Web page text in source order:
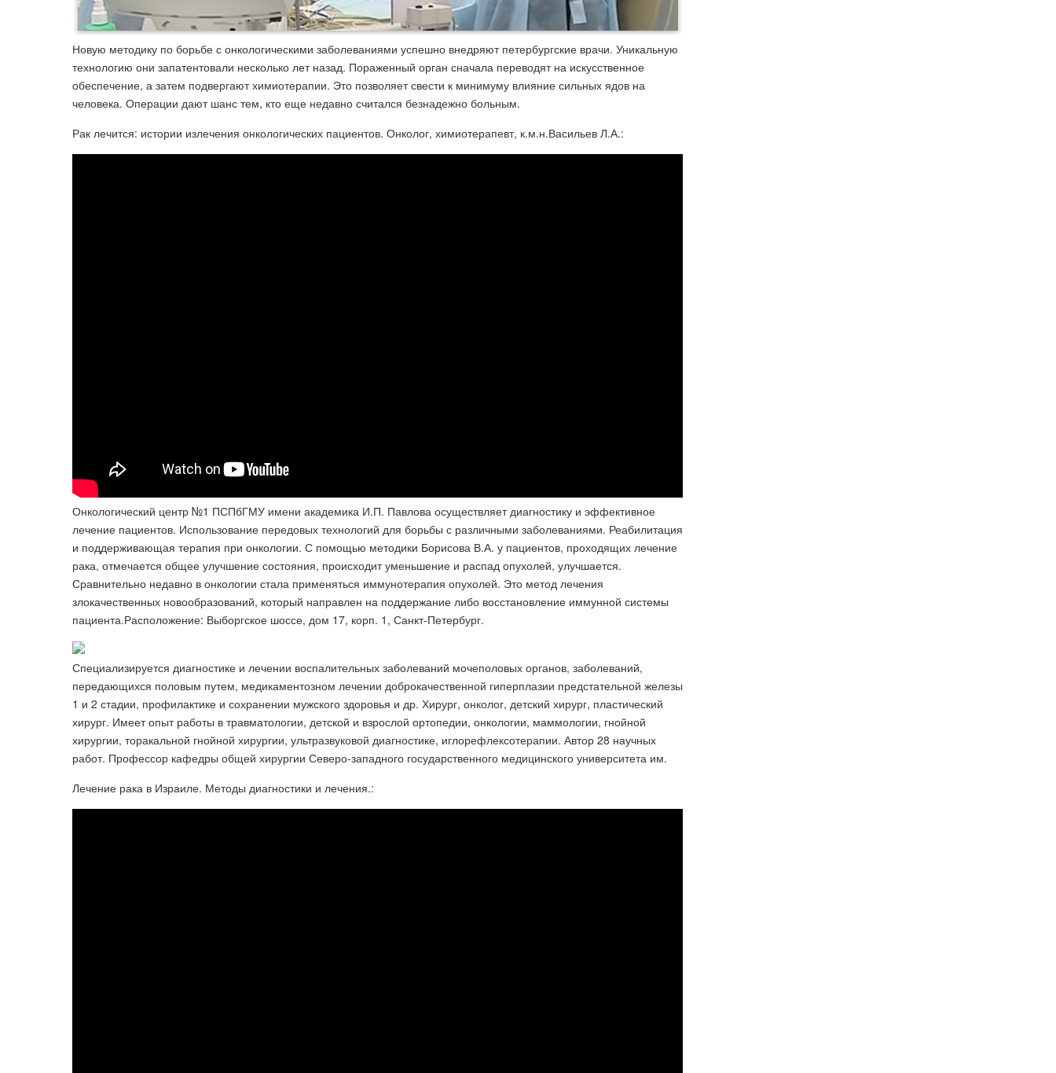
Новую методику по борьбе с онкологическими заболеваниями успешно внедряют петербургские врачи. Уникальную
технологию они запатентовали несколько лет назад. Пораженный орган сначала переводят на искусственное
обеспечение, а затем подвергают химиотерапии. Это позволяет свести к минимуму влияние сильных ядов на
человека. Операции дают шанс тем, кто еще недавно считался безнадежно больным.
Рак лечится: истории излечения онкологических пациентов. Онколог, химиотерапевт, к.м.н.Васильев Л.А.:
Онкологический центр №1 ПСПбГМУ имени академика И.П. Павлова осуществляет диагностику и эффективное
лечение пациентов. Использование передовых технологий для борьбы с различными заболеваниями. Реабилитация
и поддерживающая терапия при онкологии. С помощью методики Борисова В.А. у пациентов, проходящих лечение
рака, отмечается общее улучшение состояния, происходит уменьшение и распад опухолей, улучшается.
Сравнительно недавно в онкологии стала применяться иммунотерапия опухолей. Это метод лечения
злокачественных новообразований, который направлен на поддержание либо восстановление иммунной системы
пациента.Расположение: Выборгское шоссе, дом 17, корп. 1, Санкт-Петербург.
Специализируется диагностике и лечении воспалительных заболеваний мочеполовых органов, заболеваний,
передающихся половым путем, медикаментозном лечении доброкачественной гиперплазии предстательной железы
1 и 2 стадии, профилактике и сохранении мужского здоровья и др. Хирург, онколог, детский хирург, пластический
хирург. Имеет опыт работы в травматологии, детской и взрослой ортопедии, онкологии, маммологии, гнойной
хирургии, торакальной гнойной хирургии, ультразвуковой диагностике, иглорефлексотерапии. Автор 28 научных
работ. Профессор кафедры общей хирургии Северо-западного государственного медицинского университета им.
Лечение рака в Израиле. Методы диагностики и лечения.: